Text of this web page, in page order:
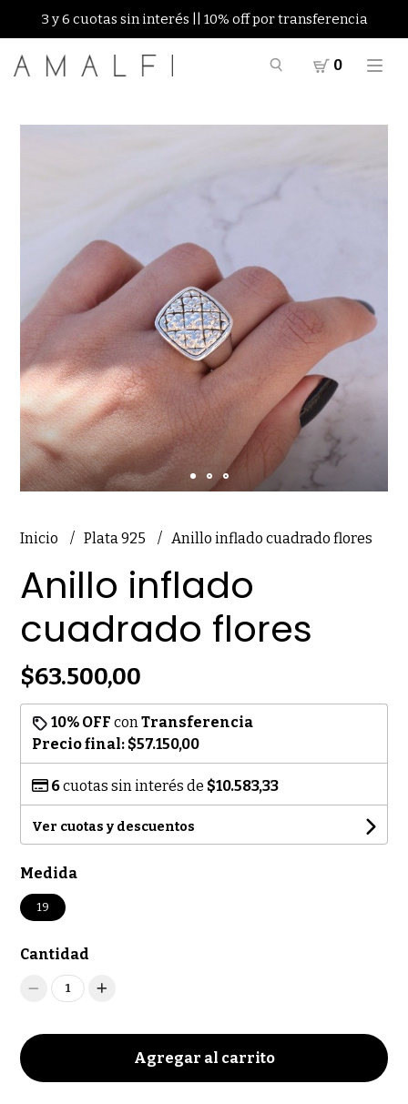
3 y 6 cuotas sin interés || 10% off por transferencia
0
Inicio Plata 925 Anillo inflado cuadrado flores
Anillo inflado
cuadrado flores
$63.500,00
10% OFF conTransferencia
Precio final: $57.150,00
6cuotas sin interés de $10.583,33
Ver cuotas y descuentos
Medida
19
Cantidad
1
Agregar al carrito